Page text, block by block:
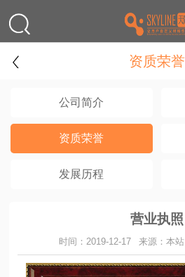
资质荣誉
公司简介
资质荣誉
发展历程
营业执照
时间：2019-12-17 来源：本站